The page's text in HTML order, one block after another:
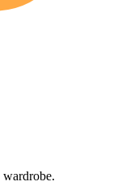
wardrobe.